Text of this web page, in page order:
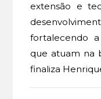
extensão e
fortalecendo
que atuam na
finaliza